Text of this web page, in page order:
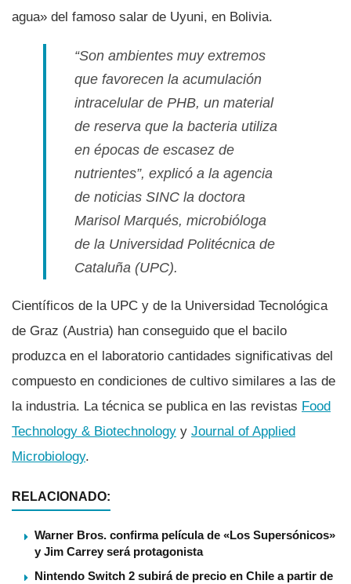
agua» del famoso salar de Uyuni, en Bolivia.
“Son ambientes muy extremos
que favorecen la acumulación
intracelular de PHB, un material
de reserva que la bacteria utiliza
en épocas de escasez de
nutrientes”, explicó a la agencia
de noticias SINC la doctora
Marisol Marqués, microbióloga
de la Universidad Politécnica de
Cataluña (UPC).
Cientí­ficos de la UPC y de la Universidad Tecnológica
de Graz (Austria) han conseguido que el bacilo
produzca en el laboratorio cantidades significativas del
compuesto en condiciones de cultivo similares a las de
la industria. La técnica se publica en las revistas Food
Technology & Biotechnology y Journal of Applied
Microbiology.
RELACIONADO:
Warner Bros. confirma película de «Los Supersónicos»
y Jim Carrey será protagonista
Nintendo Switch 2 subirá de precio en Chile a partir de